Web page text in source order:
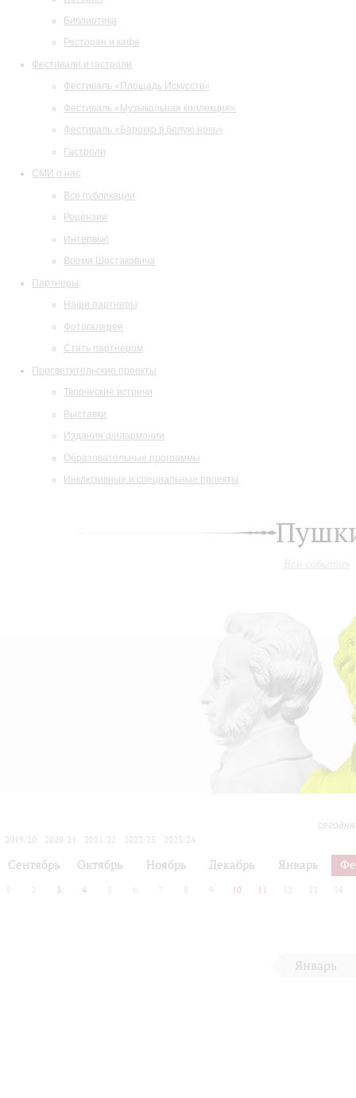
Библиотека
Ресторан и кафе
Фестивали и гастроли
Фестиваль «Площадь Искусств»
Фестиваль «Музыкальная коллекция»
Фестиваль «Барокко в белую ночь»
Гастроли
СМИ о нас
Все публикации
Рецензии
Интервью
Время Шостаковича
Партнеры
Наши партнеры
Фотогалерея
Стать партнером
Просветительские проекты
Творческие встречи
Выставки
Издания филармонии
Образовательные программы
Инклюзивные и специальные проекты
Все события
2019/20
2020/21 2021/22 2022/23
2023/24
Сентябрь Октябрь Ноябрь Декабрь Январь
2 3 4 5 6 7 8 9 10 11 12 13 14
Январь